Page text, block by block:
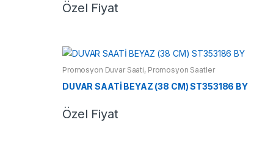
Özel Fiyat
Promosyon Duvar Saati, Promosyon Saatler
DUVAR SAATİ BEYAZ (38 CM) ST353186 BY
Özel Fiyat